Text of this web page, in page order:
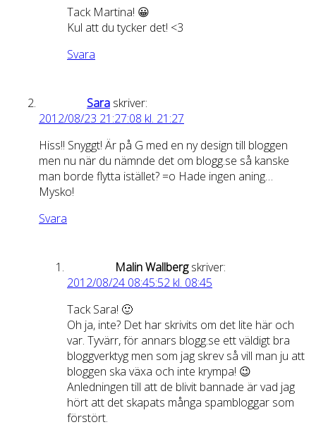
Tack Martina! 😀
Kul att du tycker det! <3
Svara
Sara skriver:
2012/08/23 21:27:08 kl. 21:27
Hiss!! Snyggt! Är på G med en ny design till bloggen
men nu när du nämnde det om blogg.se så kanske
man borde flytta istället? =o Hade ingen aning…
Mysko!
Svara
Malin Wallberg skriver:
2012/08/24 08:45:52 kl. 08:45
Tack Sara! 🙂
Oh ja, inte? Det har skrivits om det lite här och
var. Tyvärr, för annars blogg.se ett väldigt bra
bloggverktyg men som jag skrev så vill man ju att
bloggen ska växa och inte krympa! 😉
Anledningen till att de blivit bannade är vad jag
hört att det skapats många spambloggar som
förstört.